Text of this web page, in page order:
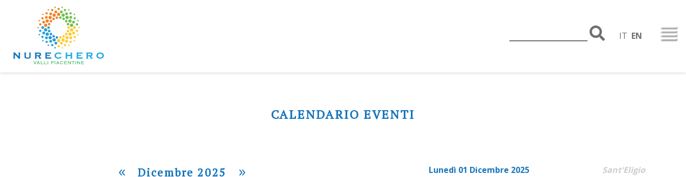
IT EN
CALENDARIO EVENTI
« Dicembre 2025 » Lunedì 01 Dicembre 2025 Sant'Eligio